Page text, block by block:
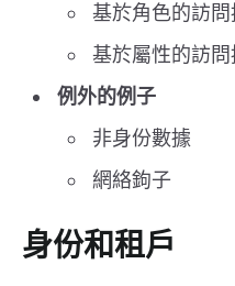
基於角色的訪問
基於屬性的訪問
例外的例子
非身份數據
網絡鉤子
身份和租戶